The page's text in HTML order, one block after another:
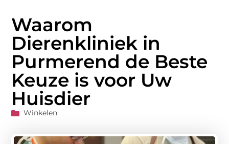
Waarom
Dierenkliniek in
Purmerend de Beste
Keuze is voor Uw
Huisdier
Winkelen